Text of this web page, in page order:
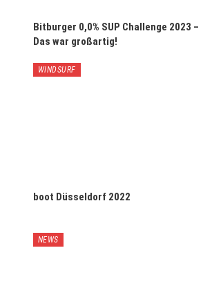
Bitburger 0,0% SUP Challenge 2023 –
Das war großartig!
WINDSURF
boot Düsseldorf 2022
NEWS